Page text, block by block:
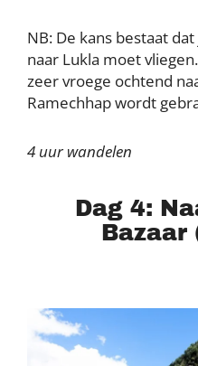
NB: De kans bestaat
naar Lukla moet
zeer vroege ochtend
Ramechhap wordt
4 uur wandelen
Dag 4:
Bazaar